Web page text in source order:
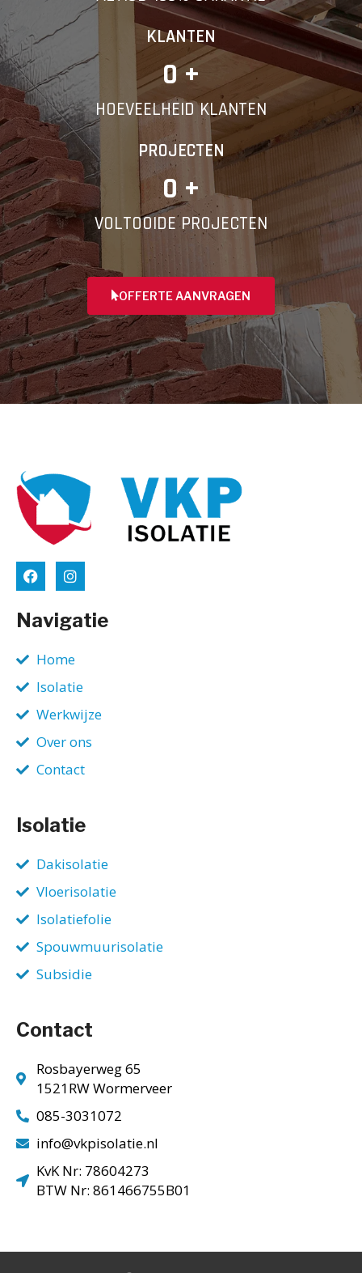
KLANTEN
0 +
HOEVEELHEID KLANTEN
PROJECTEN
0 +
VOLTOOIDE PROJECTEN
OFFERTE AANVRAGEN
Navigatie
Home
Isolatie
Werkwijze
Over ons
Contact
Isolatie
Dakisolatie
Vloerisolatie
Isolatiefolie
Spouwmuurisolatie
Subsidie
Contact
Rosbayerweg 65
1521RW Wormerveer
085-3031072
info@vkpisolatie.nl
KvK Nr: 78604273
BTW Nr: 861466755B01